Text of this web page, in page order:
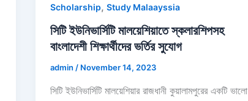
Scholarship, Study Malaayssia
সিটি ইউনিভার্সিটি মালয়েশিয়াতে স্কলারশিপসহ
বাংলাদেশী শিক্ষার্থীদের ভর্তির সুযোগ
admin / November 14, 2023
সিটি ইউনিভার্সিটি মালয়েশিয়ার রাজধানী কুয়ালামপুরের একটি ভালো